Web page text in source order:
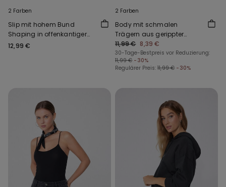
2 Farben
Slip mit hohem Bund
Shaping in offenkantiger
Verarbeitung
12,99 €
2 Farben
Body mit schmalen
Trägern aus gerippter
Baumwolle
11,99 € 8,39 €
30-Tage-Bestpreis vor Reduzierung:
11,99 € -30%
Regulärer Preis: 11,99 € -30%